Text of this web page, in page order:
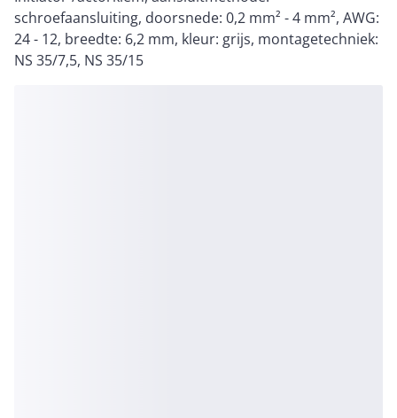
schroefaansluiting, doorsnede: 0,2 mm² - 4 mm², AWG:
24 - 12, breedte: 6,2 mm, kleur: grijs, montagetechniek:
NS 35/7,5, NS 35/15